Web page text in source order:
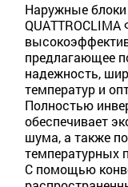
Наружные
предлагающее
надежность,
температур и
Полностью
обеспечивает
шума, а также
температурных
С помощью